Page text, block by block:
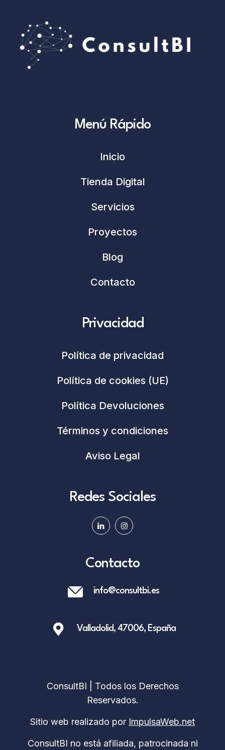
Menú Rápido
Inicio
Tienda Digital
Servicios
Proyectos
Blog
Contacto
Privacidad
Política de privacidad
Política de cookies (UE)
Política Devoluciones
Términos y condiciones
Aviso Legal
Redes Sociales
Contacto
info@consultbi.es
Valladolid, 47006, España
ConsultBI | Todos los Derechos
Reservados.
Sitio web realizado por ImpulsaWeb.net
ConsultBI no está afiliada, patrocinada ni